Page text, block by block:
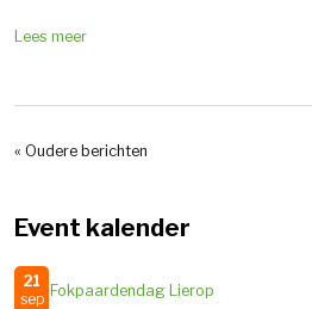
Lees meer
« Oudere berichten
Event kalender
21
sep Fokpaardendag Lierop